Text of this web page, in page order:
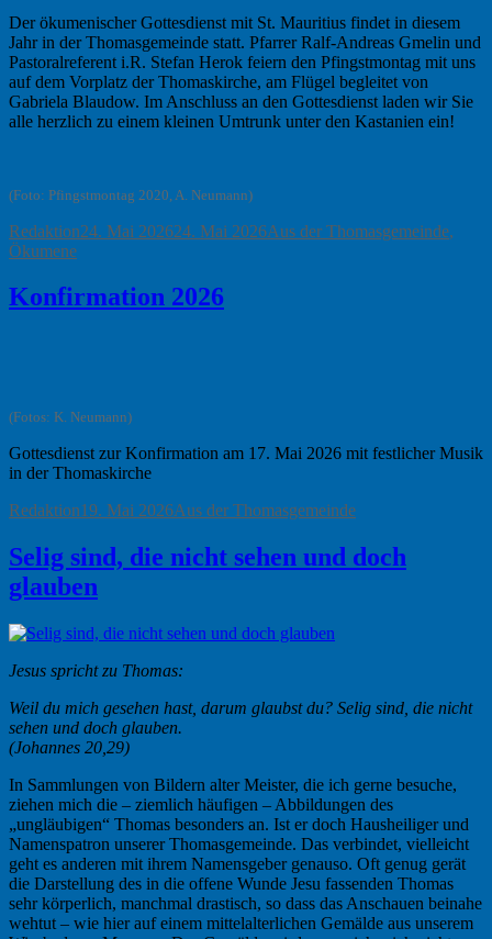
Der ökumenischer Gottesdienst mit St. Mauritius findet in diesem
Jahr in der Thomasgemeinde statt. Pfarrer Ralf-Andreas Gmelin und
Pastoralreferent i.R. Stefan Herok feiern den Pfingstmontag mit uns
auf dem Vorplatz der Thomaskirche, am Flügel begleitet von
Gabriela Blaudow. Im Anschluss an den Gottesdienst laden wir Sie
alle herzlich zu einem kleinen Umtrunk unter den Kastanien ein!
(Foto: Pfingstmontag 2020, A. Neumann)
Autor
RedaktionVeröffentlicht
24. Mai 202624. Mai 2026Kategorien
Aus der Thomasgemeinde,
Ökumene
Konfirmation 2026
(Fotos: K. Neumann)
Gottesdienst zur Konfirmation am 17. Mai 2026 mit festlicher Musik
in der Thomaskirche
Autor
RedaktionVeröffentlicht
19. Mai 2026Kategorien
Aus der Thomasgemeinde
Selig sind, die nicht sehen und doch
glauben
Jesus spricht zu Thomas:
Weil du mich gesehen hast, darum glaubst du? Selig sind, die nicht
sehen und doch glauben.
(Johannes 20,29)
In Sammlungen von Bildern alter Meister, die ich gerne besuche,
ziehen mich die – ziemlich häufigen – Abbildungen des
„ungläubigen“ Thomas besonders an. Ist er doch Hausheiliger und
Namenspatron unserer Thomasgemeinde. Das verbindet, vielleicht
geht es anderen mit ihrem Namensgeber genauso. Oft genug gerät
die Darstellung des in die offene Wunde Jesu fassenden Thomas
sehr körperlich, manchmal drastisch, so dass das Anschauen beinahe
wehtut – wie hier auf einem mittelalterlichen Gemälde aus unserem